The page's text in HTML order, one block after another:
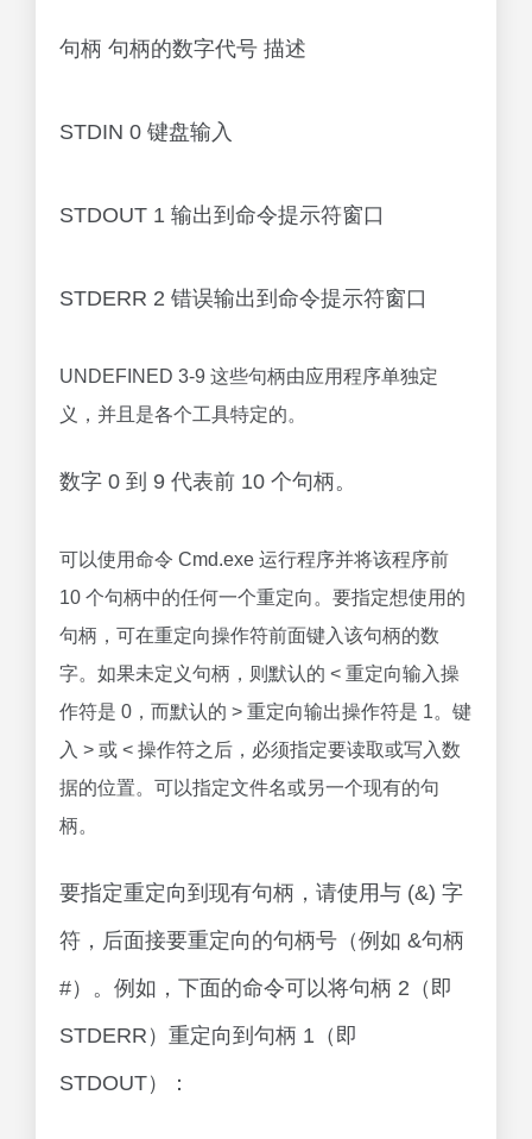
句柄 句柄的数字代号 描述
STDIN 0 键盘输入
STDOUT 1 输出到命令提示符窗口
STDERR 2 错误输出到命令提示符窗口
UNDEFINED 3-9 这些句柄由应用程序单独定
义，并且是各个工具特定的。
数字 0 到 9 代表前 10 个句柄。
可以使用命令 Cmd.exe 运行程序并将该程序前
10 个句柄中的任何一个重定向。要指定想使用的
句柄，可在重定向操作符前面键入该句柄的数
字。如果未定义句柄，则默认的 < 重定向输入操
作符是 0，而默认的 > 重定向输出操作符是 1。键
入 > 或 < 操作符之后，必须指定要读取或写入数
据的位置。可以指定文件名或另一个现有的句
柄。
要指定重定向到现有句柄，请使用与 (&) 字
符，后面接要重定向的句柄号（例如 &句柄
#）。例如，下面的命令可以将句柄 2（即
STDERR）重定向到句柄 1（即
STDOUT）：